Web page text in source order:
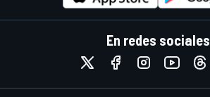
En redes sociales